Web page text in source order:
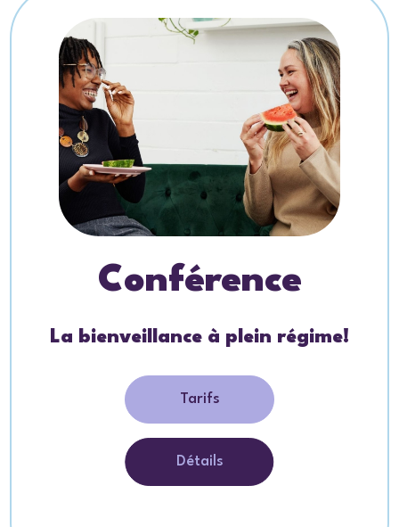
Conférence
La bienveillance à plein régime!
Tarifs
Détails